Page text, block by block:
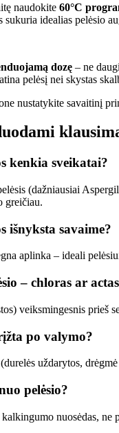
naudokite 60°C
sukuria idealias pelėsio
dozę – ne
pelėsį nei skystas
nustatykite savaitinį
kenkia sveikatai?
(dažniausiai
greičiau.
išnyksta savaime?
aplinka – ideali
– chloras ar
veiksmingesnis prieš
po valymo?
uždarytos,
pelėsio?
nuosėdas,